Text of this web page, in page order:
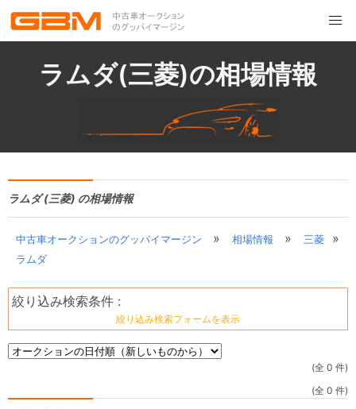
ラムダ(三菱)の相場情報
ラムダ (三菱) の相場情報
中古車オークションのグッバイマージン » 相場情報 » 三菱 »
ラムダ
絞り込み検索条件 :
絞り込み検索フォームを表示
(全 0 件)
(全 0 件)